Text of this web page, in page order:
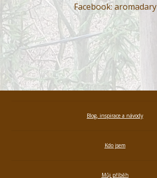
Facebook: aromadary
Blog, inspirace a návody
Kdo jsem
Můj příběh